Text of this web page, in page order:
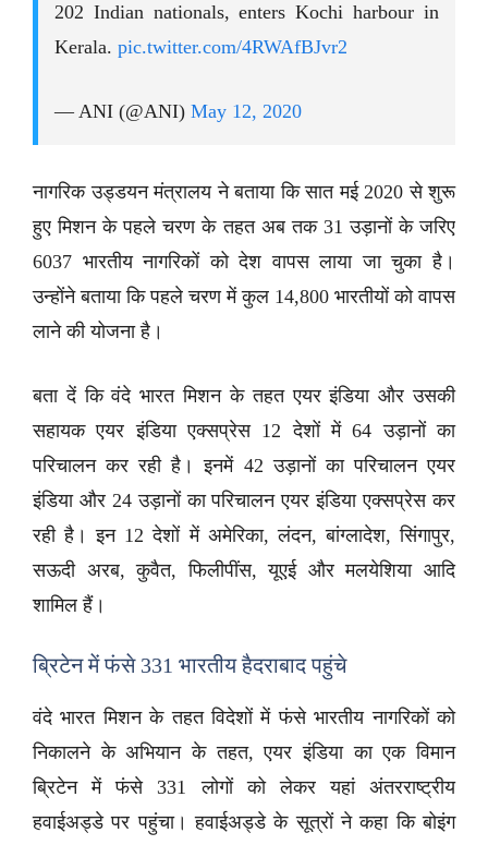
202 Indian nationals, enters Kochi harbour in
Kerala. pic.twitter.com/4RWAfBJvr2
— ANI (@ANI) May 12, 2020
नागरिक उड्डयन मंत्रालय ने बताया कि सात मई 2020 से शुरू
हुए मिशन के पहले चरण के तहत अब तक 31 उड़ानों के जरिए
6037 भारतीय नागरिकों को देश वापस लाया जा चुका है।
उन्होंने बताया कि पहले चरण में कुल 14,800 भारतीयों को वापस
लाने की योजना है।
बता दें कि वंदे भारत मिशन के तहत एयर इंडिया और उसकी
सहायक एयर इंडिया एक्सप्रेस 12 देशों में 64 उड़ानों का
परिचालन कर रही है। इनमें 42 उड़ानों का परिचालन एयर
इंडिया और 24 उड़ानों का परिचालन एयर इंडिया एक्सप्रेस कर
रही है। इन 12 देशों में अमेरिका, लंदन, बांग्लादेश, सिंगापुर,
सऊदी अरब, कुवैत, फिलीपींस, यूएई और मलयेशिया आदि
शामिल हैं।
ब्रिटेन में फंसे 331 भारतीय हैदराबाद पहुंचे
वंदे भारत मिशन के तहत विदेशों में फंसे भारतीय नागरिकों को
निकालने के अभियान के तहत, एयर इंडिया का एक विमान
ब्रिटेन में फंसे 331 लोगों को लेकर यहां अंतरराष्ट्रीय
हवाईअड्डे पर पहुंचा। हवाईअड्डे के सूत्रों ने कहा कि बोइंग